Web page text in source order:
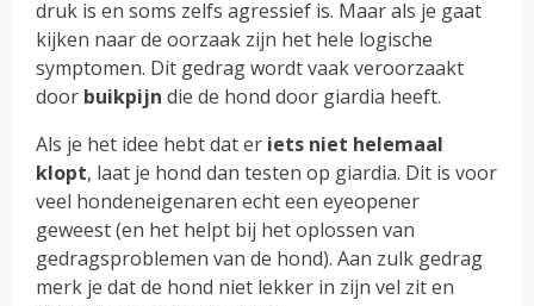
druk is en soms zelfs agressief is. Maar als je gaat
kijken naar de oorzaak zijn het hele logische
symptomen. Dit gedrag wordt vaak veroorzaakt
door buikpijn die de hond door giardia heeft.
Als je het idee hebt dat er iets niet helemaal
klopt, laat je hond dan testen op giardia. Dit is voor
veel hondeneigenaren echt een eyeopener
geweest (en het helpt bij het oplossen van
gedragsproblemen van de hond). Aan zulk gedrag
merk je dat de hond niet lekker in zijn vel zit en